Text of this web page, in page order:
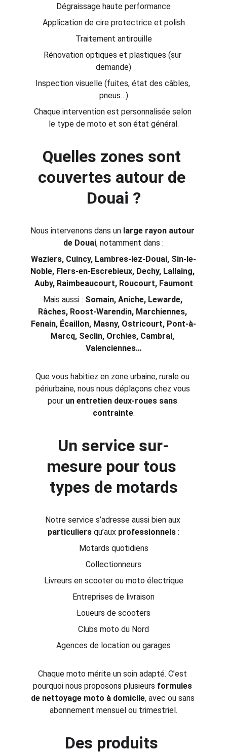
Dégraissage haute performance
Application de cire protectrice et polish
Traitement antirouille
Rénovation optiques et plastiques (sur
demande)
Inspection visuelle (fuites, état des câbles,
pneus…)
Chaque intervention est personnalisée selon
le type de moto et son état général.
Quelles zones sont
couvertes autour de
Douai ?
Nous intervenons dans un large rayon autour
de Douai, notamment dans :
Waziers, Cuincy, Lambres-lez-Douai, Sin-le-
Noble, Flers-en-Escrebieux, Dechy, Lallaing,
Auby, Raimbeaucourt, Roucourt, Faumont
Mais aussi : Somain, Aniche, Lewarde,
Râches, Roost-Warendin, Marchiennes,
Fenain, Écaillon, Masny, Ostricourt, Pont-à-
Marcq, Seclin, Orchies, Cambrai,
Valenciennes…
Que vous habitiez en zone urbaine, rurale ou
périurbaine, nous nous déplaçons chez vous
pour un entretien deux-roues sans
contrainte.
Un service sur-
mesure pour tous
types de motards
Notre service s’adresse aussi bien aux
particuliers qu’aux professionnels :
Motards quotidiens
Collectionneurs
Livreurs en scooter ou moto électrique
Entreprises de livraison
Loueurs de scooters
Clubs moto du Nord
Agences de location ou garages
Chaque moto mérite un soin adapté. C’est
pourquoi nous proposons plusieurs formules
de nettoyage moto à domicile, avec ou sans
abonnement mensuel ou trimestriel.
Des produits